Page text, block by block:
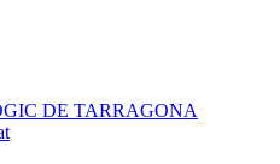
DE TARRAGONA